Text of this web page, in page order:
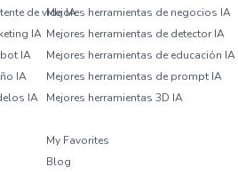
de vida IA
Mejores herramientas de negocios IA
IA Mejores herramientas de detector IA
IA
Mejores herramientas de educación IA
IA
Mejores herramientas de prompt IA
IA
Mejores herramientas 3D IA
My Favorites
Blog